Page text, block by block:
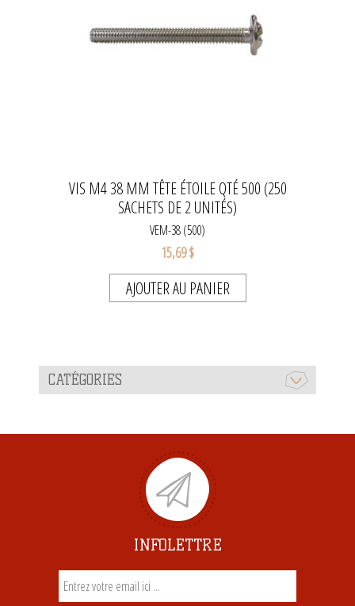
VIS M4 38 MM TÊTE ÉTOILE QTÉ 500 (250
SACHETS DE 2 UNITÉS)
VEM-38 (500)
15,69 $
AJOUTER AU PANIER
CATÉGORIES
INFOLETTRE